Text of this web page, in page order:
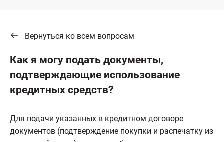
Вернуться ко всем вопросам
Как я могу подать документы,
подтверждающие использование
кредитных средств?
Для подачи указанных в кредитном договоре
документов (подтверждение покупки и распечатку из